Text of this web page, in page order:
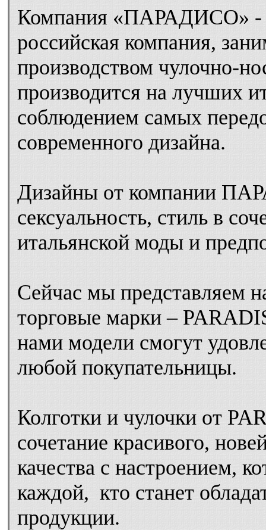
Компания «ПАРАДИСО» -
российская компания,
производством чулочно-
производится на лучших
соблюдением самых
современного дизайна.
Дизайны от компании
сексуальность, стиль в
итальянской моды и
Сейчас мы представляем
торговые марки –
нами модели смогут
любой покупательницы.
Колготки и чулочки от
сочетание красивого,
качества с настроением,
каждой, кто станет
продукции.